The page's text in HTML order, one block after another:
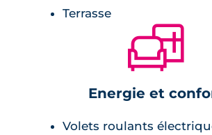
Terrasse
🛋
Energie et
Volets roulants